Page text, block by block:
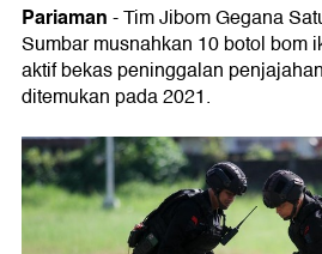
Pariaman- Tim Jibom Gegana
Sumbar musnahkan 10 botol bom
aktif bekas peninggalan
ditemukan pada 2021.